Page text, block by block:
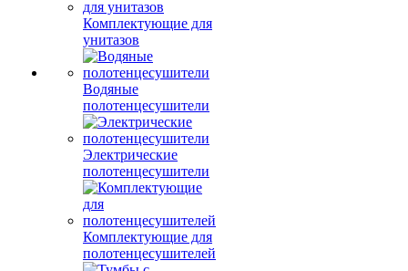
Комплектующие для
унитазов
Водяные
полотенцесушители
Электрические
полотенцесушители
Комплектующие для
полотенцесушителей